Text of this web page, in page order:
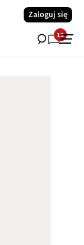
Zaloguj się
13